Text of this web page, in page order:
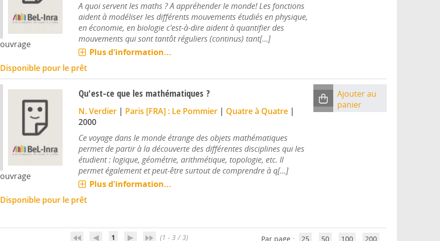
ouvrage
A quoi servent les maths ? A appréhender le monde! Les fonctions
aident à modéliser les différents mouvements étudiés en physique,
en économie, en biologie c'est-à-dire aident à quantifier des
mouvements qui sont tantôt réguliers (continus) tant[...]
Plus d'information...
Disponible pour le prêt
ouvrage
Qu'est-ce que les mathématiques ?
N. Verdier | Paris [FRA] : Le Pommier| Quatre à Quatre|
2000
Ce voyage dans le monde étrange des objets mathématiques
permet de partir à la découverte des différentes disciplines qui les
étudient : logique, géométrie, arithmétique, topologie, etc. Il
permet également et peut-être surtout de comprendre à q[...]
Plus d'information...
Ajouter au
panier
Disponible pour le prêt
1 (1 - 3 / 3) Par page : 25 50 100 200